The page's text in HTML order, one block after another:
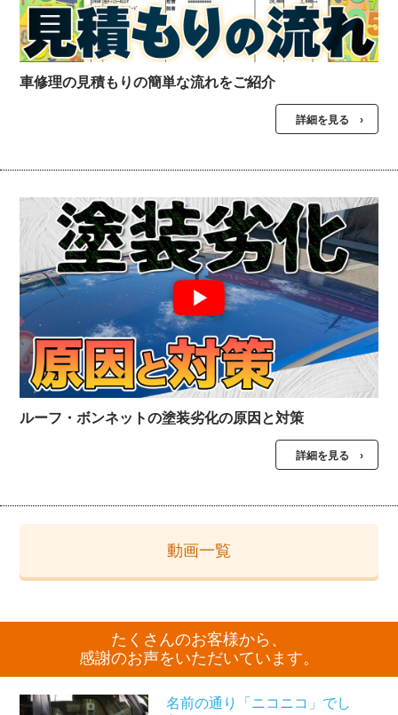
車修理の見積もりの簡単な流れをご紹介
詳細を見る ›
ルーフ・ボンネットの塗装劣化の原因と対策
詳細を見る ›
動画一覧
たくさんのお客様から、
感謝のお声をいただいています。
名前の通り「ニコニコ」でし